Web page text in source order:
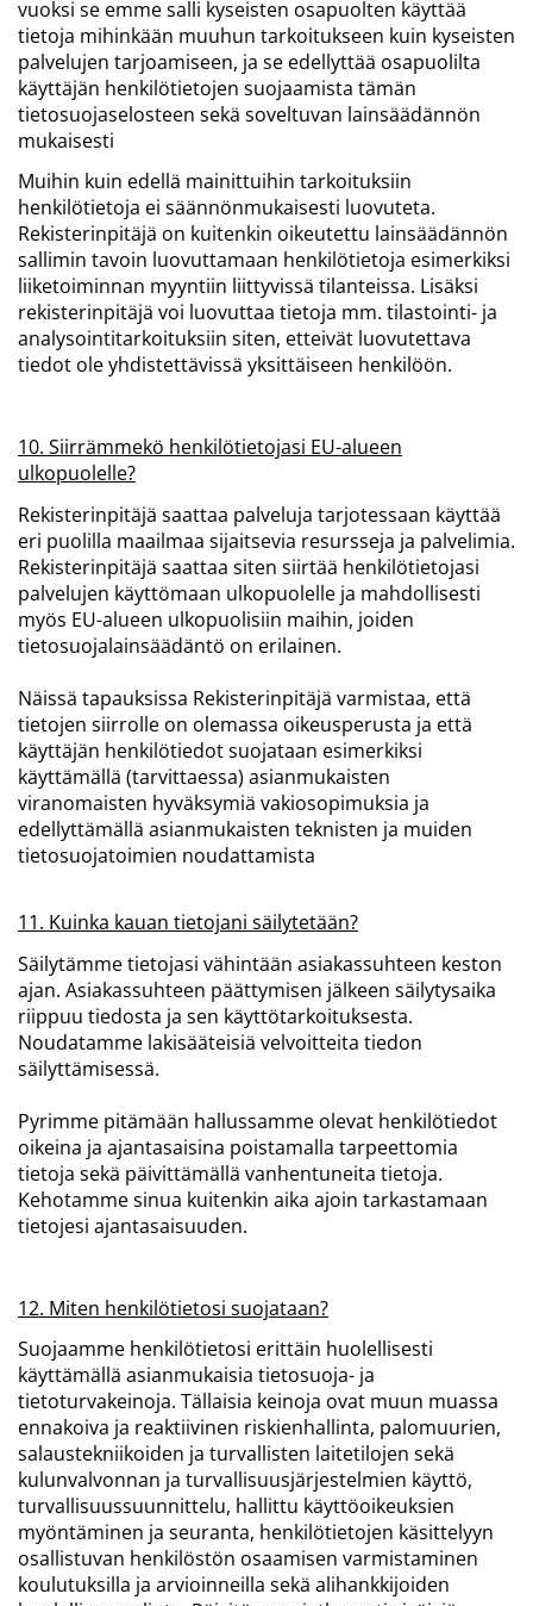
vuoksi se emme salli kyseisten osapuolten käyttää
tietoja mihinkään muuhun tarkoitukseen kuin kyseisten
palvelujen tarjoamiseen, ja se edellyttää osapuolilta
käyttäjän henkilötietojen suojaamista tämän
tietosuojaselosteen sekä soveltuvan lainsäädännön
mukaisesti
Muihin kuin edellä mainittuihin tarkoituksiin
henkilötietoja ei säännönmukaisesti luovuteta.
Rekisterinpitäjä on kuitenkin oikeutettu lainsäädännön
sallimin tavoin luovuttamaan henkilötietoja esimerkiksi
liiketoiminnan myyntiin liittyvissä tilanteissa. Lisäksi
rekisterinpitäjä voi luovuttaa tietoja mm. tilastointi- ja
analysointitarkoituksiin siten, etteivät luovutettava
tiedot ole yhdistettävissä yksittäiseen henkilöön.
10. Siirrämmekö henkilötietojasi EU-alueen
ulkopuolelle?
Rekisterinpitäjä saattaa palveluja tarjotessaan käyttää
eri puolilla maailmaa sijaitsevia resursseja ja palvelimia.
Rekisterinpitäjä saattaa siten siirtää henkilötietojasi
palvelujen käyttömaan ulkopuolelle ja mahdollisesti
myös EU-alueen ulkopuolisiin maihin, joiden
tietosuojalainsäädäntö on erilainen.
Näissä tapauksissa Rekisterinpitäjä varmistaa, että
tietojen siirrolle on olemassa oikeusperusta ja että
käyttäjän henkilötiedot suojataan esimerkiksi
käyttämällä (tarvittaessa) asianmukaisten
viranomaisten hyväksymiä vakiosopimuksia ja
edellyttämällä asianmukaisten teknisten ja muiden
tietosuojatoimien noudattamista
11. Kuinka kauan tietojani säilytetään?
Säilytämme tietojasi vähintään asiakassuhteen keston
ajan. Asiakassuhteen päättymisen jälkeen säilytysaika
riippuu tiedosta ja sen käyttötarkoituksesta.
Noudatamme lakisääteisiä velvoitteita tiedon
säilyttämisessä.
​​​​​​​Pyrimme pitämään hallussamme olevat henkilötiedot
oikeina ja ajantasaisina poistamalla tarpeettomia
tietoja sekä päivittämällä vanhentuneita tietoja.
Kehotamme sinua kuitenkin aika ajoin tarkastamaan
tietojesi ajantasaisuuden.
12. Miten henkilötietosi suojataan?
Suojaamme henkilötietosi erittäin huolellisesti
käyttämällä asianmukaisia tietosuoja- ja
tietoturvakeinoja. Tällaisia keinoja ovat muun muassa
ennakoiva ja reaktiivinen riskienhallinta, palomuurien,
salaustekniikoiden ja turvallisten laitetilojen sekä
kulunvalvonnan ja turvallisuusjärjestelmien käyttö,
turvallisuussuunnittelu, hallittu käyttöoikeuksien
myöntäminen ja seuranta, henkilötietojen käsittelyyn
osallistuvan henkilöstön osaamisen varmistaminen
koulutuksilla ja arvioinneilla sekä alihankkijoiden